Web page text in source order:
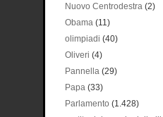
Nuovo Centrodestra (2)
Obama (11)
olimpiadi (40)
Oliveri (4)
Pannella (29)
Papa (33)
Parlamento (1.428)